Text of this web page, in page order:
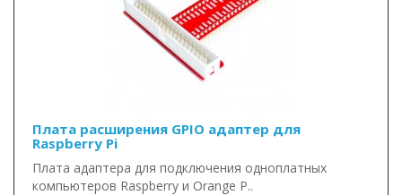
Плата расширения GPIO адаптер для
Raspberry Pi
Плата адаптера для подключения одноплатных
компьютеров Raspberry и Orange P..